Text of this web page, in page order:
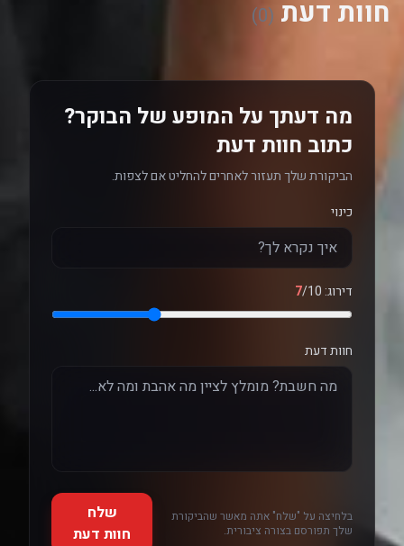
חוות דעת (0)
מה דעתך על המופע של הבוקר?
כתוב חוות דעת
הביקורת שלך תעזור לאחרים להחליט אם לצפות.
כינוי
דירוג: 7/10
חוות דעת
בלחיצה על "שלח" אתה מאשר שהביקורת
שלך תפורסם בצורה ציבורית.
שלח
חוות דעת